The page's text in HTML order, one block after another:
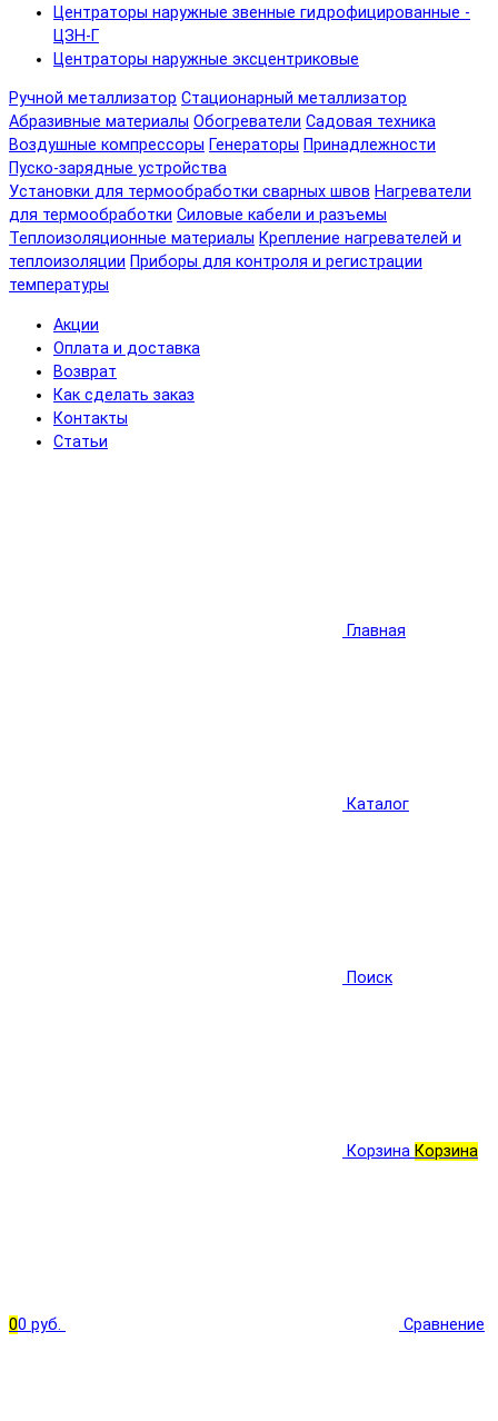
Центраторы наружные звенные гидрофицированные -
ЦЗН-Г
Центраторы наружные эксцентриковые
Ручной металлизатор Стационарный металлизатор
Абразивные материалы Обогреватели Садовая техника
Воздушные компрессоры Генераторы Принадлежности
Пуско-зарядные устройства
Установки для термообработки сварных швов Нагреватели
для термообработки Силовые кабели и разъемы
Теплоизоляционные материалы Крепление нагревателей и
теплоизоляции Приборы для контроля и регистрации
температуры
Акции
Оплата и доставка
Возврат
Как сделать заказ
Контакты
Статьи
Главная
Каталог
Поиск
Корзина Корзина
00 руб. Сравнение